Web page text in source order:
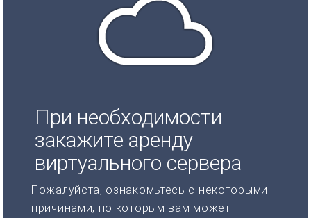
При необходимости
закажите аренду
виртуального сервера
Пожалуйста, ознакомьтесь с некоторыми
причинами, по которым вам может